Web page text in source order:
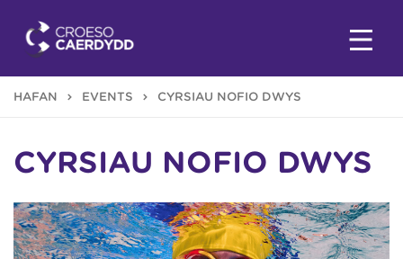
HAFAN EVENTS CYRSIAU NOFIO DWYS
CYRSIAU NOFIO DWYS